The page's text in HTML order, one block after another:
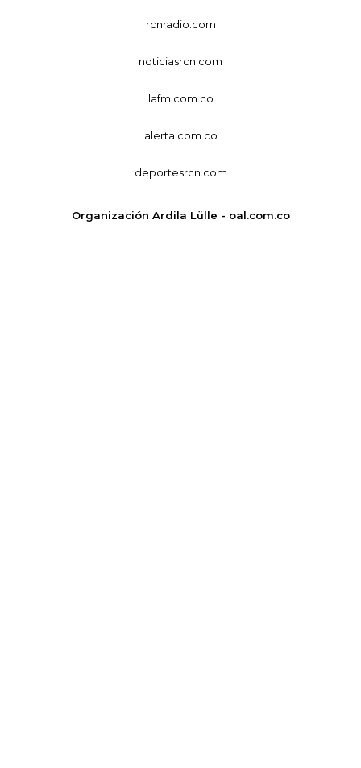
rcnradio.com
noticiasrcn.com
lafm.com.co
alerta.com.co
deportesrcn.com
Organización Ardila Lülle - oal.com.co